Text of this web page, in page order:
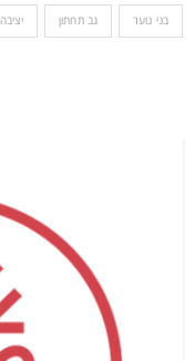
בני נוער גב תחתון יציבה